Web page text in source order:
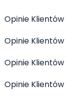
Opinie Klientów
Opinie Klientów
Opinie Klientów
Opinie Klientów